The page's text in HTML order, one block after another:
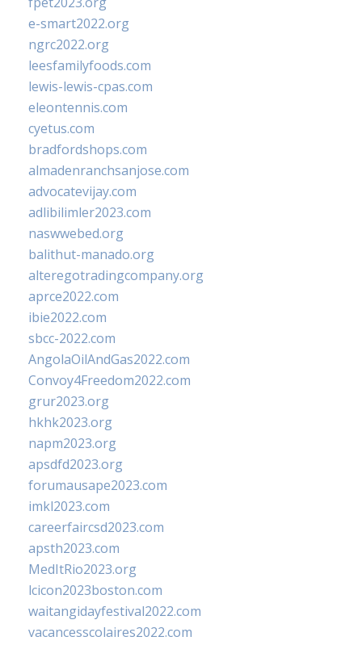
e-smart2022.org
ngrc2022.org
leesfamilyfoods.com
lewis-lewis-cpas.com
eleontennis.com
cyetus.com
bradfordshops.com
almadenranchsanjose.com
advocatevijay.com
adlibilimler2023.com
naswwebed.org
balithut-manado.org
alteregotradingcompany.org
aprce2022.com
ibie2022.com
sbcc-2022.com
AngolaOilAndGas2022.com
Convoy4Freedom2022.com
grur2023.org
hkhk2023.org
napm2023.org
apsdfd2023.org
forumausape2023.com
imkl2023.com
careerfaircsd2023.com
apsth2023.com
MedItRio2023.org
lcicon2023boston.com
waitangidayfestival2022.com
vacancesscolaires2022.com